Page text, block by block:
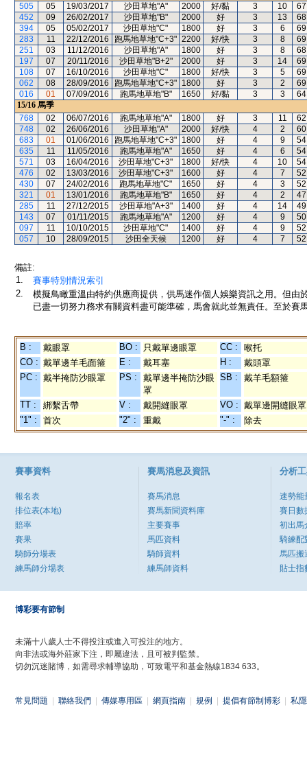
505
05 19/03/2017 沙田草地"A" 2000 好/黏 3 10
67
452
09 26/02/2017 沙田草地"B" 2000 好 3 13
68
394
05 05/02/2017 沙田草地"C" 1800 好 3 6
69
283
11 22/12/2016 跑馬地草地"C+3" 2200 好/快 3 8
69
251
03 11/12/2016 沙田草地"A" 1800 好 3 8
68
197
07 20/11/2016 沙田草地"B+2" 2000 好 3 14
69
108
07 16/10/2016 沙田草地"C" 1800 好/快 3 5
69
062
08 28/09/2016 跑馬地草地"C+3" 1800 好 3 2
69
016
01 07/09/2016 跑馬地草地"B" 1650 好/黏 3 3
64
15/16 馬季
768
02 06/07/2016 跑馬地草地"A" 1800 好 3 11
62
748
02 26/06/2016 沙田草地"A" 2000 好/快 4 2
60
683
01 01/06/2016 跑馬地草地"C+3" 1800 好 4 9
54
635
11 11/05/2016 跑馬地草地"A" 1650 好 4 6
54
571
03 16/04/2016 沙田草地"C+3" 1800 好/快 4 10
54
476
02 13/03/2016 沙田草地"C+3" 1600 好 4 7
52
430
07 24/02/2016 跑馬地草地"C" 1650 好 4 3
52
321
01 13/01/2016 跑馬地草地"B" 1650 好 4 2
47
285
11 27/12/2015 沙田草地"A+3" 1400 好 4 14
49
143
07 01/11/2015 跑馬地草地"A" 1200 好 4 9
50
097
11 10/10/2015 沙田草地"C" 1400 好 4 9
52
057
10 28/09/2015 沙田全天候 1200 好 4 7 52
備註:
1.
賽事特別情況索引
2.
模擬鳥瞰重溫由特約供應商提供，供馬迷作個人娛樂資訊之用。但
已盡一切努力務求有關資料盡可能準確，馬會就此並無責任。至於賽
B : 戴眼罩 BO : 只戴單邊眼罩 CC :
喉托
CO : 戴單邊羊毛面箍 E : 戴耳塞 H :
戴頭罩
PC : 戴半掩防沙眼罩 PS :
戴單邊半掩防沙眼
罩
SB : 戴羊毛額箍
TT : 綁繫舌帶 V : 戴開縫眼罩 VO : 戴單邊開縫眼罩
"1" :
首次 "2" : 重戴 "-" : 除去
賽事資料
報名表
排位表(本地)
賠率
賽果
騎師分場表
練馬師分場表
賽馬消息及資訊
賽馬消息
賽馬新聞資料庫
主要賽事
馬匹資料
騎師資料
練馬師資料
分析
速勢能
賽日數
初出馬
騎練配
馬匹搬
貼士指
博彩要有節制
未滿十八歲人士不得投注或進入可投注的地方。
向非法或海外莊家下注，即屬違法，且可被判監禁。
切勿沉迷賭博，如需尋求輔導協助，可致電平和基金熱線1834 633。
常見問題 聯絡我們 傳媒專用區 網頁指南 規例 提倡有節制博彩 私